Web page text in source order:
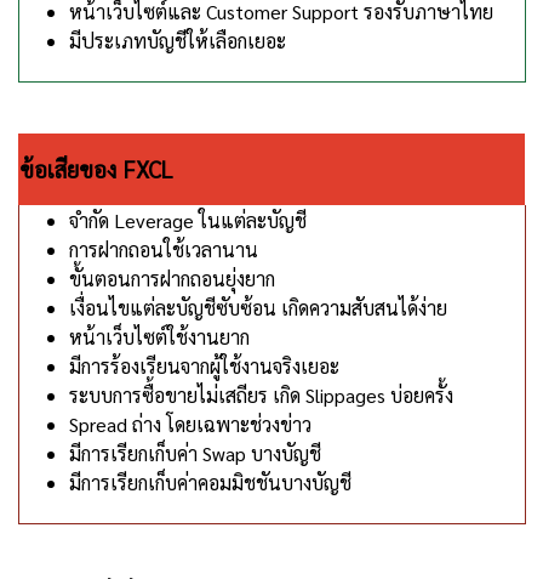
หน้าเว็บไซต์และ Customer Support รองรับภาษาไทย
มีประเภทบัญชีให้เลือกเยอะ
ข้อเสียของ FXCL
จำกัด Leverage ในแต่ละบัญชี
การฝากถอนใช้เวลานาน
ขั้นตอนการฝากถอนยุ่งยาก
เงื่อนไขแต่ละบัญชีซับซ้อน เกิดความสับสนได้ง่าย
หน้าเว็บไซต์ใช้งานยาก
มีการร้องเรียนจากผู้ใช้งานจริงเยอะ
ระบบการซื้อขายไม่เสถียร เกิด Slippages บ่อยครั้ง
Spread ถ่าง โดยเฉพาะช่วงข่าว
มีการเรียกเก็บค่า Swap บางบัญชี
มีการเรียกเก็บค่าคอมมิชชันบางบัญชี